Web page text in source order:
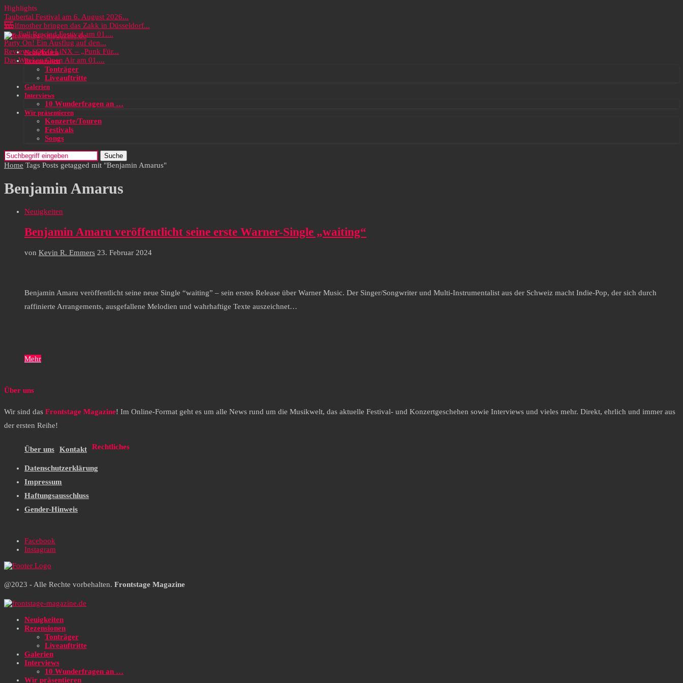
Highlights
Taubertal Festival am 6. August 2026...
Wolfmother bringen das Zakk in Düsseldorf...
Das Full Rewind Festival am 01....
Party On! Ein Ausflug auf den...
Review: SOKO LiNX – „Punk Für...
Das Wacken Open Air am 01....
Neuigkeiten
Rezensionen
Tonträger
Liveauftritte
Galerien
Interviews
10 Wunderfragen an …
Wir präsentieren
Konzerte/Touren
Festivals
Songs
Suche
Home Tags Posts getagged mit "Benjamin Amarus"
Benjamin Amarus
Neuigkeiten
Benjamin Amaru veröffentlicht seine erste Warner-Single „waiting“
von Kevin R. Emmers 23. Februar 2024
Benjamin Amaru veröffentlicht seine neue Single “waiting” – sein erstes Release über Warner Music. Der Singer/Songwriter und Multi-Instrumentalist aus der Schweiz macht Indie-Pop, der sich durch
raffinierte Arrangements, ausgefallene Melodien und wahrhaftige Texte auszeichnet…
Mehr
Über uns
Wir sind das Frontstage Magazine! Im Online-Format geht es um alle News rund um die Musikwelt, das aktuelle Festival- und Konzertgeschehen sowie Interviews und vieles mehr. Direkt, ehrlich und immer aus
der ersten Reihe!
Über uns Kontakt Rechtliches
Datenschutzerklärung
Impressum
Haftungsausschluss
Gender-Hinweis
Facebook
Instagram
@2023 - Alle Rechte vorbehalten. Frontstage Magazine
Neuigkeiten
Rezensionen
Tonträger
Liveauftritte
Galerien
Interviews
10 Wunderfragen an …
Wir präsentieren